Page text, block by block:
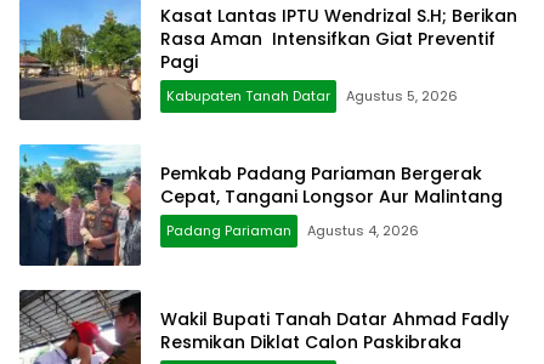
Kasat Lantas IPTU Wendrizal S.H; Berikan
Rasa Aman Intensifkan Giat Preventif
Pagi
Kabupaten Tanah Datar Agustus 5, 2026
Pemkab Padang Pariaman Bergerak
Cepat, Tangani Longsor Aur Malintang
Padang Pariaman Agustus 4, 2026
Wakil Bupati Tanah Datar Ahmad Fadly
Resmikan Diklat Calon Paskibraka